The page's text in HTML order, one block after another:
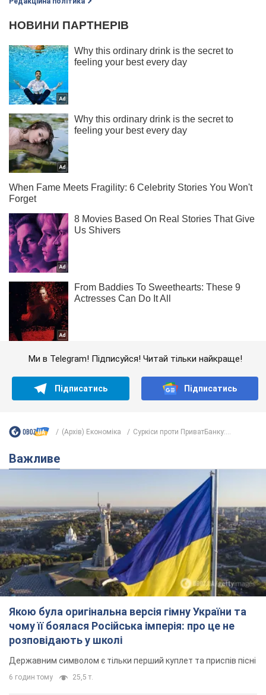
Ми в Telegram! Підписуйся! Читай тільки найкраще!
Підписатись Підписатись
(Архів) Економіка Суркіси проти ПриватБанку:...
Важливе
Якою була оригінальна версія гімну України та
чому її боялася Російська імперія: про це не
розповідають у школі
Державним символом є тільки перший куплет та приспів пісні
6 годин тому 25,5 т.